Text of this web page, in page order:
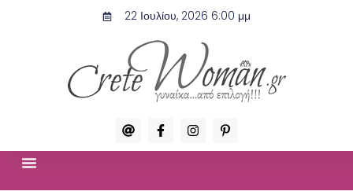
22 Ιουλίου, 2026 6:00 μμ
A
t
F
a
c
I
n
s
P
i
n